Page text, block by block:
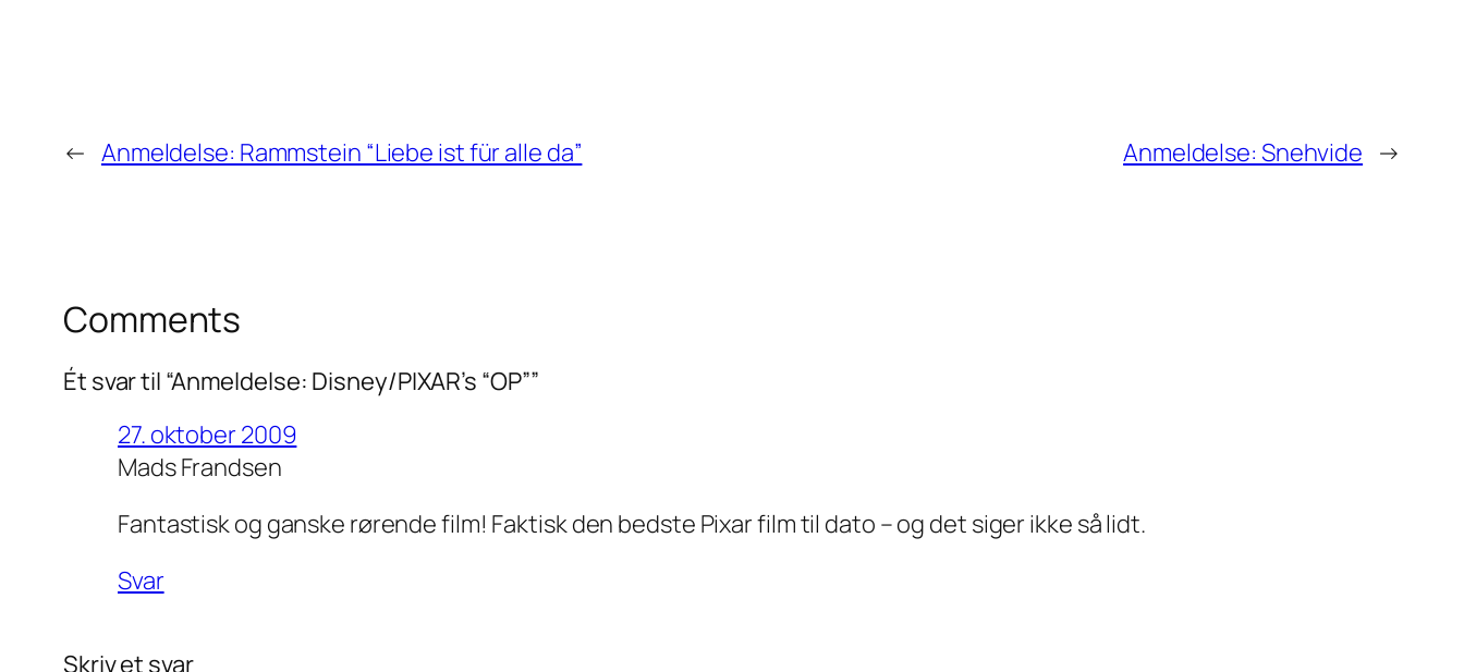
← Anmeldelse: Rammstein “Liebe ist für alle da” Anmeldelse: Snehvide →
Comments
Ét svar til “Anmeldelse: Disney/PIXAR’s “OP””
27. oktober 2009
Mads Frandsen
Fantastisk og ganske rørende film! Faktisk den bedste Pixar film til dato – og det siger ikke så lidt.
Svar
Skriv et svar